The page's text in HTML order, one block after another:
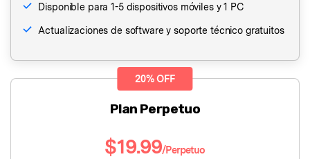
Disponible para 1-5 dispositivos móviles y 1 PC
Actualizaciones de software y soporte técnico gratuitos
20% OFF
Plan Perpetuo
$19.99/Perpetuo